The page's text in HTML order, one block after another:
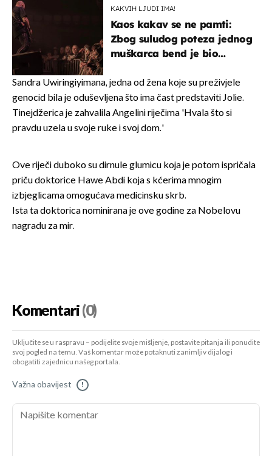
KAKVIH LJUDI IMA!
Kaos kakav se ne pamti:
Zbog suludog poteza jednog
muškarca bend je bio
Sandra Uwiringiyimana, jedna od žena koje su preživjele
genocid bila je oduševljena što ima čast predstaviti Jolie.
Tinejdžerica je zahvalila Angelini riječima 'Hvala što si
pravdu uzela u svoje ruke i svoj dom.'
Ove riječi duboko su dirnule glumicu koja je potom ispričala
priču doktorice Hawe Abdi koja s kćerima mnogim
izbjeglicama omogućava medicinsku skrb.
Ista ta doktorica nominirana je ove godine za Nobelovu
nagradu za mir.
Komentari(0)
Uključite se u raspravu – podijelite svoje mišljenje, postavite pitanja ili ponudite
svoj pogled na temu. Vaš komentar može potaknuti zanimljiv dijalog i
obogatiti zajednicu našeg portala.
Važna obavijest !